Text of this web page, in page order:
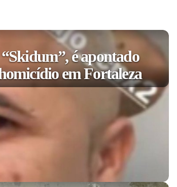
é apontado
em Fortaleza